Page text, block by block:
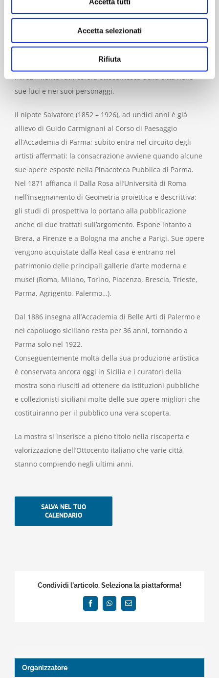
Accetta selezionati
Rifiuta
Parma, la morte precoce interrompe l’evoluzione di una
personalità che stava raggiungendo una affermazione
nazionale. Con la sua pittura egli diventa il cantore delle
chiese, sagrestie, chiostri e cortili parmensi restituendoci
mirabilmente l’atmosfera ottocentesca della città nelle
sue luci e nei suoi personaggi.
Il nipote Salvatore (1852 – 1926), ad undici anni è già
allievo di Guido Carmignani al Corso di Paesaggio
all’Accademia di Parma; subito entra nel circuito degli
artisti affermati: la consacrazione avviene quando alcune
sue opere esposte nella Pinacoteca Pubblica di Parma.
Nel 1871 affianca il Dalla Rosa all’Università di Roma
nell’insegnamento di Geometria proiettica e descrittiva:
gli studi di prospettiva lo portano alla pubblicazione
anche di due trattati sull’argomento. Espone intanto a
Brera, a Firenze e a Bologna ma anche a Parigi. Sue opere
vengono acquistate dalla Real casa e entrano nel
patrimonio delle principali gallerie d’arte moderna e
musei (Roma, Milano, Torino, Piacenza, Brescia, Trieste,
Parma, Agrigento, Palermo…).
Dal 1886 insegna all’Accademia di Belle Arti di Palermo e
nel capoluogo siciliano resta per 36 anni, tornando a
Parma solo nel 1922.
Conseguentemente molta della sua produzione artistica
è conservata ancora oggi in Sicilia e i curatori della
mostra sono riusciti ad ottenere da Istituzioni pubbliche
e collezionisti siciliani molte delle sue opere migliori che
costituiranno per il pubblico una vera scoperta.
La mostra si inserisce a pieno titolo nella riscoperta e
valorizzazione dell’Ottocento italiano che varie città
stanno compiendo negli ultimi anni.
SALVA NEL TUO
CALENDARIO
Condividi l'articolo. Seleziona la piattaforma!
FacebookWhatsAppEmail
Organizzatore